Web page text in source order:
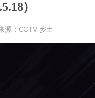
）
源：CCTV-乡土